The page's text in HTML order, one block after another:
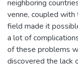
neighboring
venne, coupled
field made it
a lot of
of these problems
discovered the lack